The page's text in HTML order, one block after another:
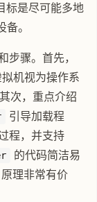
标是尽可能多地
。
步骤。首先，
机视为操作系
次，重点介绍
引导加载程
程，并支持
的代码简洁易
理非常有价